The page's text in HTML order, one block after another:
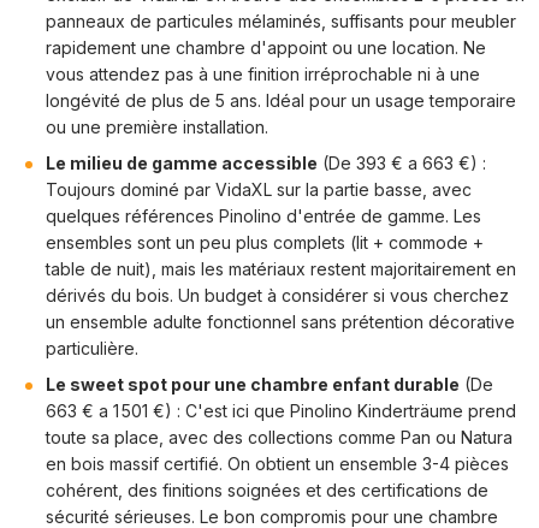
panneaux de particules mélaminés, suffisants pour meubler
rapidement une chambre d'appoint ou une location. Ne
vous attendez pas à une finition irréprochable ni à une
longévité de plus de 5 ans. Idéal pour un usage temporaire
ou une première installation.
Le milieu de gamme accessible (De 393 € a 663 €) :
Toujours dominé par VidaXL sur la partie basse, avec
quelques références Pinolino d'entrée de gamme. Les
ensembles sont un peu plus complets (lit + commode +
table de nuit), mais les matériaux restent majoritairement en
dérivés du bois. Un budget à considérer si vous cherchez
un ensemble adulte fonctionnel sans prétention décorative
particulière.
Le sweet spot pour une chambre enfant durable (De
663 € a 1 501 €) : C'est ici que Pinolino Kinderträume prend
toute sa place, avec des collections comme Pan ou Natura
en bois massif certifié. On obtient un ensemble 3-4 pièces
cohérent, des finitions soignées et des certifications de
sécurité sérieuses. Le bon compromis pour une chambre